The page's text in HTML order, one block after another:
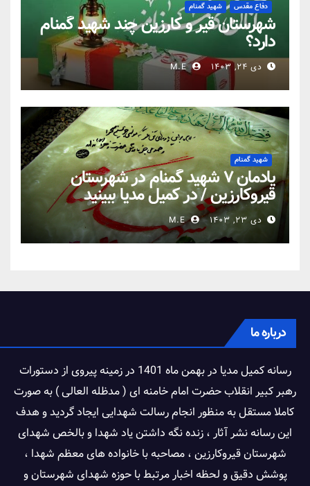
دفاع مقدس شهید گمنام
شهرستان قیر و کارزین چند شهید گمنام
دارد؟
دی ۲۴, ۱۴۰۳ M.E
شهید گمنام
یادمان ۷ شهید گمنام در شهرستان
قیروکارزین / در کمیل مدیا ببینید
دی ۲۳, ۱۴۰۳ M.E
درباره ما
رسانه کمیل مدیا در بهمن ماه 1401 در زمینه پیروی از دستورات
رهبر کبیر انقلاب حضرت امام خامنه ای ( مدظله العالی ) به صورت
کاملا مستقل به منظور انجام رسالت شهدایی ایجاد گردید و هدف
این رسانه نشر آثار ، زنده نگه داشتن یاد شهدا و بالخص شهدای
شهرستان قیروکارزین ، مصاحبه با خانواده های معظم شهدا ،
پوشش دقیق و لحظه اخبار مرتبط با حوزه شهدای شهرستان و